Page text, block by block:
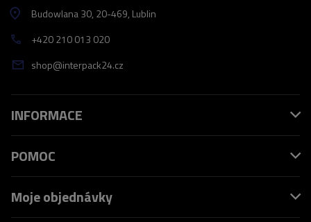
Budowlana 30, 20-469, Lublin
+420 210 013 020
shop@interpack24.cz
INFORMACE
POMOC
Moje objednávky